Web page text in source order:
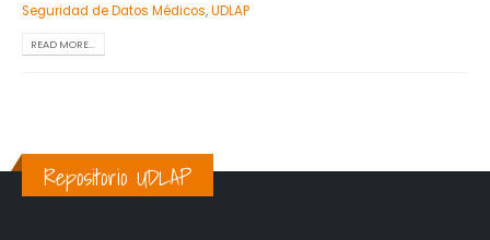
Seguridad de Datos Médicos,UDLAP
READ MORE...
Repositorio UDLAP